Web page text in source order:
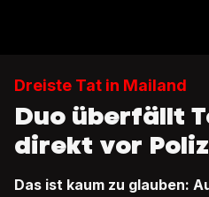
Dreiste Tat in Mailand
Duo überfällt
direkt vor
Das ist kaum zu glauben: